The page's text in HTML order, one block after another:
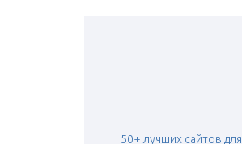
50+ лучших сайтов для